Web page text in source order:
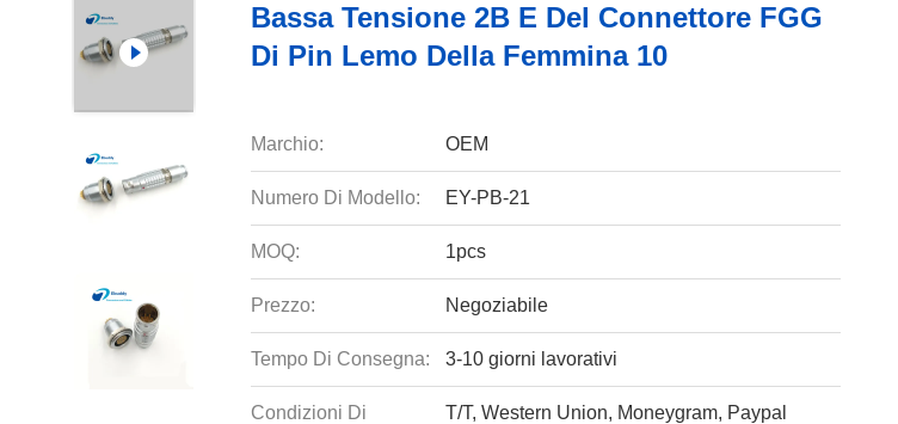
Bassa Tensione 2B E Del Connettore FGG
Di Pin Lemo Della Femmina 10
Marchio: OEM
Numero Di Modello: EY-PB-21
MOQ: 1pcs
Prezzo: Negoziabile
Tempo Di Consegna: 3-10 giorni lavorativi
Condizioni Di
T/T, Western Union, Moneygram, Paypal